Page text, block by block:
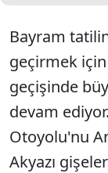
Bayram
geçirmek için
geçişinde
devam
Otoyolu'nu
Akyazı